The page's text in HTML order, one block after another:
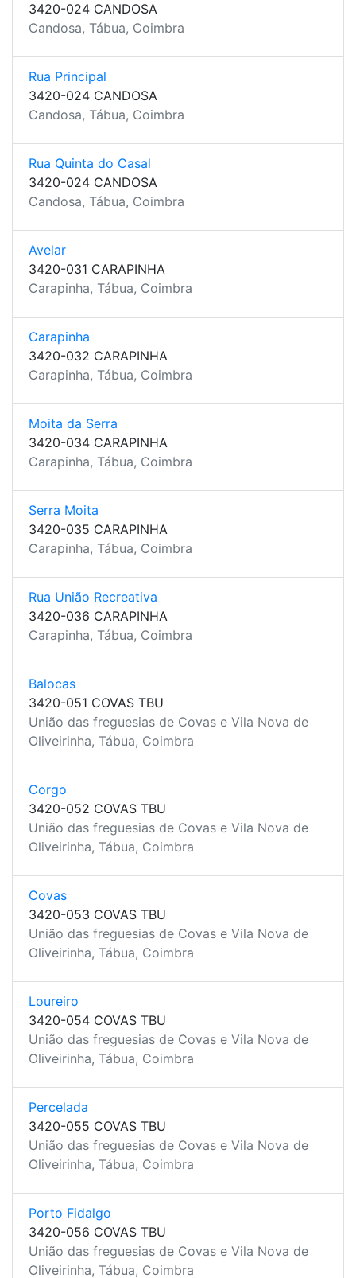
3420-024 CANDOSA
Candosa, Tábua, Coimbra
Rua Principal
3420-024 CANDOSA
Candosa, Tábua, Coimbra
Rua Quinta do Casal
3420-024 CANDOSA
Candosa, Tábua, Coimbra
Avelar
3420-031 CARAPINHA
Carapinha, Tábua, Coimbra
Carapinha
3420-032 CARAPINHA
Carapinha, Tábua, Coimbra
Moita da Serra
3420-034 CARAPINHA
Carapinha, Tábua, Coimbra
Serra Moita
3420-035 CARAPINHA
Carapinha, Tábua, Coimbra
Rua União Recreativa
3420-036 CARAPINHA
Carapinha, Tábua, Coimbra
Balocas
3420-051 COVAS TBU
União das freguesias de Covas e Vila Nova de
Oliveirinha, Tábua, Coimbra
Corgo
3420-052 COVAS TBU
União das freguesias de Covas e Vila Nova de
Oliveirinha, Tábua, Coimbra
Covas
3420-053 COVAS TBU
União das freguesias de Covas e Vila Nova de
Oliveirinha, Tábua, Coimbra
Loureiro
3420-054 COVAS TBU
União das freguesias de Covas e Vila Nova de
Oliveirinha, Tábua, Coimbra
Percelada
3420-055 COVAS TBU
União das freguesias de Covas e Vila Nova de
Oliveirinha, Tábua, Coimbra
Porto Fidalgo
3420-056 COVAS TBU
União das freguesias de Covas e Vila Nova de
Oliveirinha, Tábua, Coimbra